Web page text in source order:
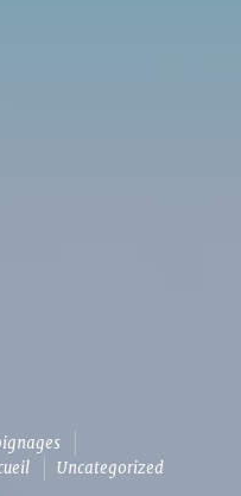
Uncategorized